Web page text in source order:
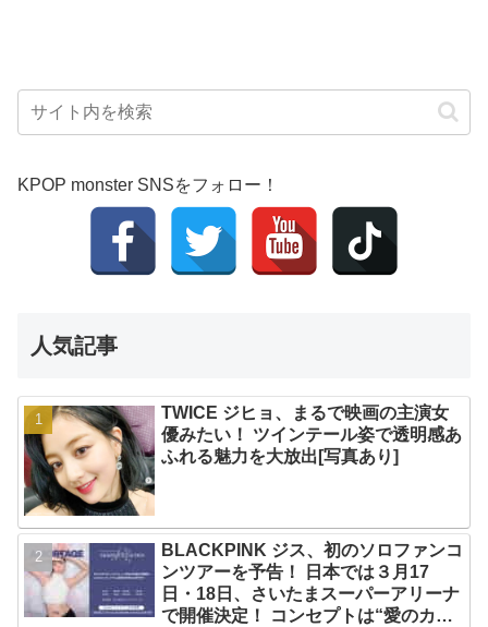
KPOP monster SNSをフォロー！
人気記事
TWICE ジヒョ、まるで映画の主演女
優みたい！ ツインテール姿で透明感あ
ふれる魅力を大放出[写真あり]
BLACKPINK ジス、初のソロファンコ
ンツアーを予告！ 日本では３月17
日・18日、さいたまスーパーアリーナ
で開催決定！ コンセプトは“愛のカケ